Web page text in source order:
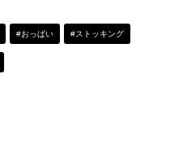
#おっぱい #ストッキング